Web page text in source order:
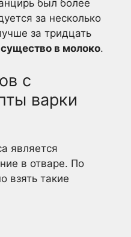
был более
за несколько
за тридцать
в молоко.
с
варки
является
в отваре. По
взять такие